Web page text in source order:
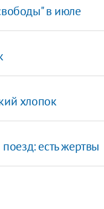
в июле
хлопок
есть жертвы